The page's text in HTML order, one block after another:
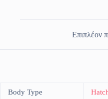
Επιπλέον
Body Type